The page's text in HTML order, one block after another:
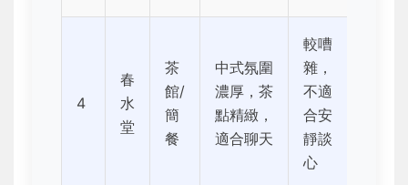
4
春
水
堂
茶
館/
簡
餐
中式氛圍
濃厚，茶
點精緻，
適合聊天
較嘈
雜，
不適
合安
靜談
心